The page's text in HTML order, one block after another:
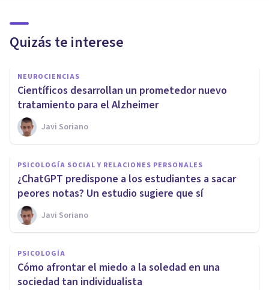
Quizás te interese
NEUROCIENCIAS
Científicos desarrollan un prometedor nuevo
tratamiento para el Alzheimer
Javi Soriano
PSICOLOGÍA SOCIAL Y RELACIONES PERSONALES
¿ChatGPT predispone a los estudiantes a sacar
peores notas? Un estudio sugiere que sí
Javi Soriano
PSICOLOGÍA
Cómo afrontar el miedo a la soledad en una
sociedad tan individualista